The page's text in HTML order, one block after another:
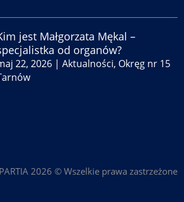
jest Małgorzata Mękal –
od organów?
22, 2026 |Aktualności, Okręg nr 15
2026 © Wszelkie prawa zastrzeżone